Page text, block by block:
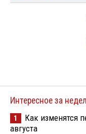
Интересное за
1
Как изменятся
августа